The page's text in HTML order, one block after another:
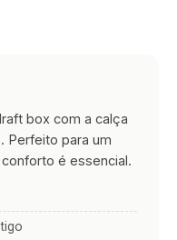
box com a calça
Perfeito para um
é essencial.